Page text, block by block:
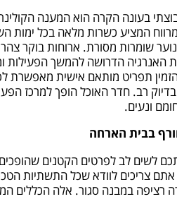
בעונה הקרה הוא המענה
המציע כשרות מלאה בכל ימות
שומרות מסורת. ארוחות בוקר
האנרגיה הדרושה להמשך הפעילות
תפריט מותאם אישית מאפשרת
רב. חדר האוכל הופך למרכז
ונעים.
בבית הארחה
לשים לב לפרטים הקטנים
צריכים לוודא שכל התשתיות
רציפה במבנה סגור. אלה הכללים